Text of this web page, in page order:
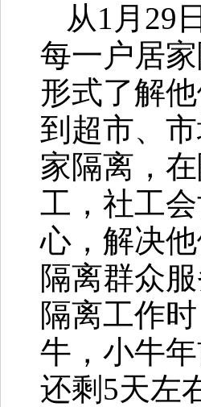
从1月29
每一户居
形式了解
到超市、
家隔离，
工，社工
心，解决
隔离群众
隔离工作
牛，小牛
还剩5天左